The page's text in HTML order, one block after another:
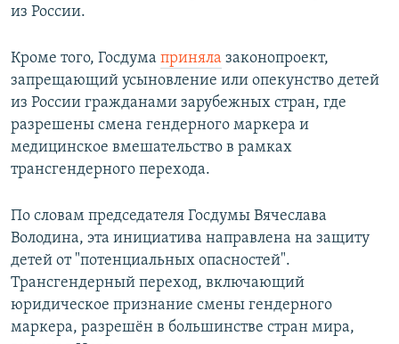
из России.
Кроме того, Госдума приняла законопроект,
запрещающий усыновление или опекунство детей
из России гражданами зарубежных стран, где
разрешены смена гендерного маркера и
медицинское вмешательство в рамках
трансгендерного перехода.
По словам председателя Госдумы Вячеслава
Володина, эта инициатива направлена на защиту
детей от "потенциальных опасностей".
Трансгендерный переход, включающий
юридическое признание смены гендерного
маркера, разрешён в большинстве стран мира,